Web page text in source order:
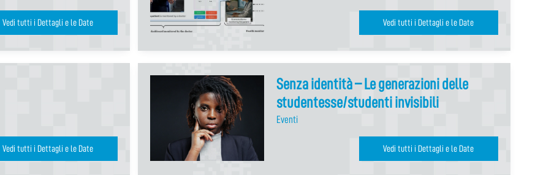
Vedi tutti i Dettagli e le Date Vedi tutti i Dettagli e le Date
Vedi tutti i Dettagli e le Date
Senza identità – Le generazioni delle
studentesse/studenti invisibili
Eventi
Vedi tutti i Dettagli e le Date